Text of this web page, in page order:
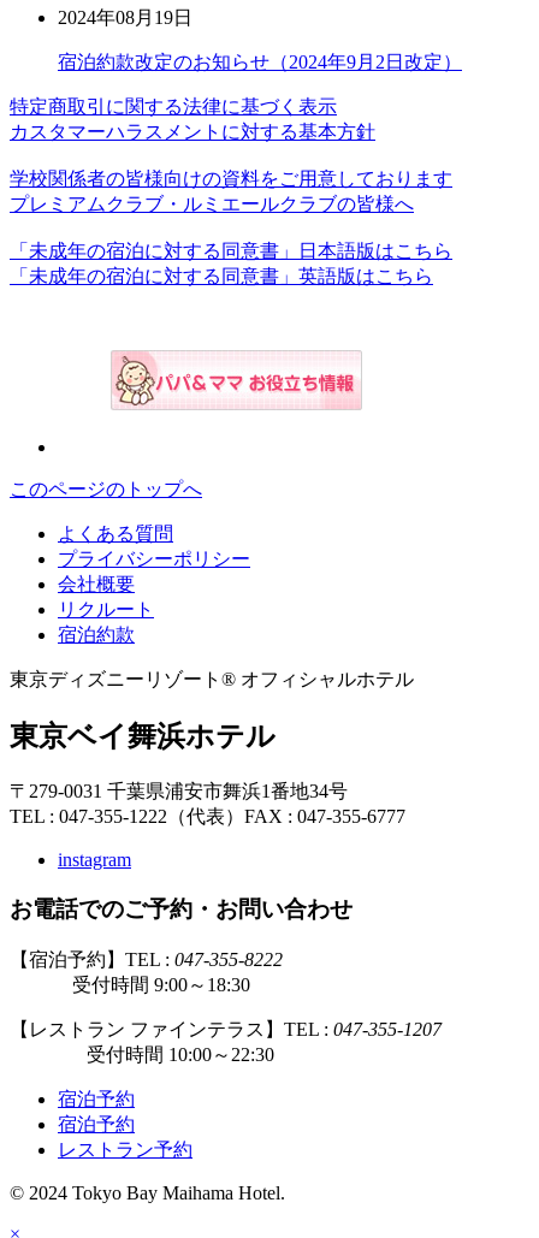
2024年08月19日
宿泊約款改定のお知らせ（2024年9月2日改定）
特定商取引に関する法律に基づく表示
カスタマーハラスメントに対する基本方針
学校関係者の皆様向けの資料をご用意しております
プレミアムクラブ・ルミエールクラブの皆様へ
「未成年の宿泊に対する同意書」日本語版はこちら
「未成年の宿泊に対する同意書」英語版はこちら
このページのトップへ
よくある質問
プライバシーポリシー
会社概要
リクルート
宿泊約款
東京ディズニーリゾート® オフィシャルホテル
東京ベイ舞浜ホテル
〒279-0031 千葉県浦安市舞浜1番地34号
TEL : 047-355-1222（代表） FAX : 047-355-6777
instagram
お電話でのご予約・お問い合わせ
【宿泊予約】TEL : 047-355-8222
受付時間 9:00～18:30
【レストラン ファインテラス】TEL : 047-355-1207
受付時間 10:00～22:30
宿泊予約
宿泊予約
レストラン予約
© 2024 Tokyo Bay Maihama Hotel.
×